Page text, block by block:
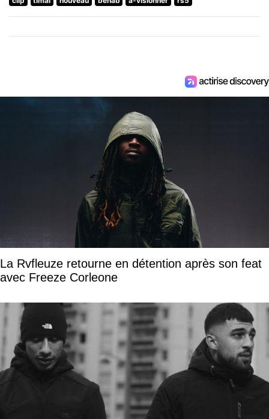
La Rvfleuze retourne en détention après son feat
avec Freeze Corleone